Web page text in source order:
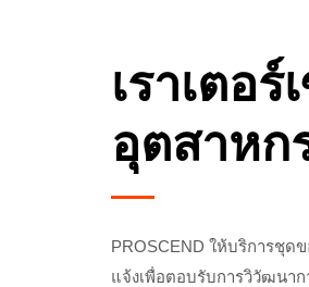
เราเตอ
อุตสาหก
PROSCEND ให้บริการชุดข
แจ้งเพื่อตอบรับการวิวัฒนาก